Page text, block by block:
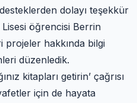
dolayı teşekkür
öğrencisi Berrin
hakkında bilgi
düzenledik.
kitapları getirin’ çağrısı
için de hayata